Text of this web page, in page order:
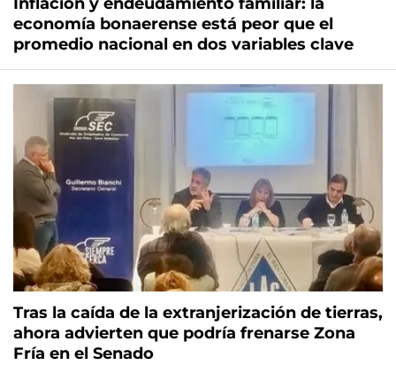
economía bonaerense está peor que el
promedio nacional en dos variables clave
Tras la caída de la extranjerización de tierras,
ahora advierten que podría frenarse Zona
Fría en el Senado